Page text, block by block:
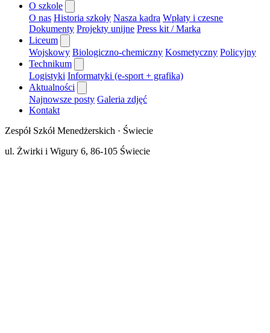
O szkole
O nas Historia szkoły Nasza kadra Wpłaty i czesne
Dokumenty Projekty unijne Press kit / Marka
Liceum
Wojskowy Biologiczno-chemiczny Kosmetyczny Policyjny
Technikum
Logistyki Informatyki (e-sport + grafika)
Aktualności
Najnowsze posty Galeria zdjęć
Kontakt
Zespół Szkół Menedżerskich · Świecie
ul. Żwirki i Wigury 6, 86-105 Świecie